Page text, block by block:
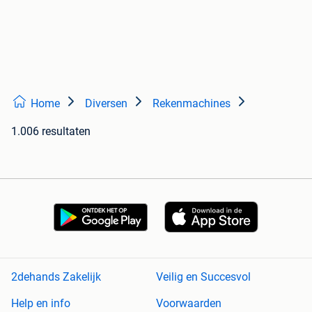
Home Diversen Rekenmachines
1.006 resultaten
2dehands Zakelijk
Veilig en Succesvol
Help en info
Voorwaarden